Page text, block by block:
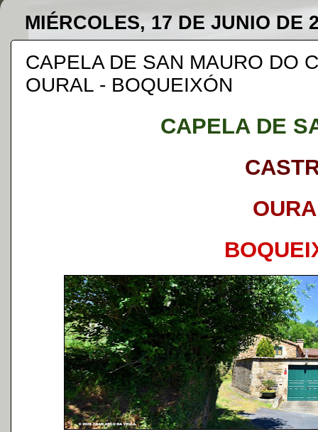
MIÉRCOLES, 17 DE JUNIO DE
CAPELA DE SAN MAURO DO
OURAL - BOQUEIXÓN
CAPELA DE